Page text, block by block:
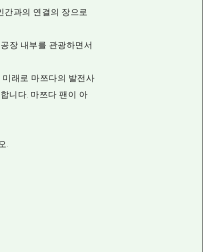
간과의 연결의 장으로
장 내부를 관광하면서
래로 마쯔다의 발전사
니다. 마쯔다 팬이 아
.